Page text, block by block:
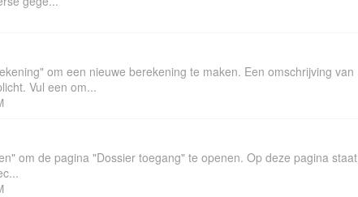
om een nieuwe berekening te maken. Een omschrijving van
Vul een om...
om de pagina "Dossier toegang" te openen. Op deze pagina staat